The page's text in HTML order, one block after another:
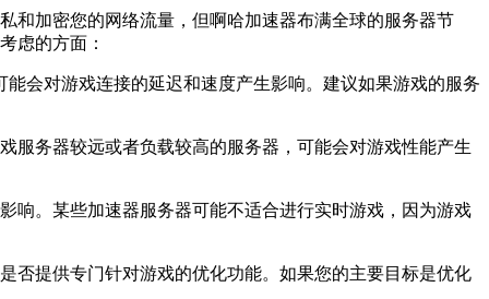
和加密您的网络流量，但啊哈加速器布满全球的服务器节
虑的方面：
会对游戏连接的延迟和速度产生影响。建议如果游戏的服务
服务器较远或者负载较高的服务器，可能会对游戏性能产生
响。某些加速器服务器可能不适合进行实时游戏，因为游戏
否提供专门针对游戏的优化功能。如果您的主要目标是优化